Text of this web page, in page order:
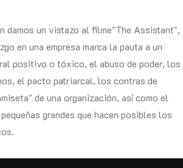
damos un vistazo al filme"The Assistant",
en una empresa marca la pauta a un
positivo o tóxico, el abuso de poder, los
el pacto patriarcal, los contras de
de una organización, así como el
grandes que hacen posibles los